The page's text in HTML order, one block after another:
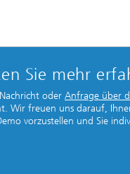
Sie mehr
oder Anfrage über
Wir freuen uns darauf,
vorzustellen und Sie